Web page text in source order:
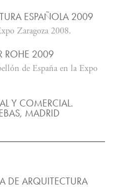
ESPAÑOLA 2009
Zaragoza 2008.
ROHE 2009
de España en la Expo
Y COMERCIAL.
MADRID
DE ARQUITECTURA